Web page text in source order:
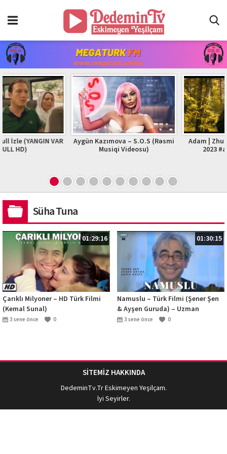
VAR
Aygün Kazımova – S.O.S (Rəsmi
Musiqi Videosu)
Adam | Zhurek |
2023 #adam
Süha Tuna
01:29:16
Çarıklı Milyoner – HD Türk Filmi
(Kemal Sunal)
3 sene önce 0
01:30:15
Namuslu – Türk Filmi (Şener Şen
& Ayşen Guruda) – Uzman
Filmcilik
3 sene önce 0
SİTEMİZ HAKKINDA
DedeminTv.TrEskimeyen Yeşilçam.
İyi Seyirler.